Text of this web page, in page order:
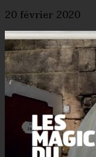
20 février 2020